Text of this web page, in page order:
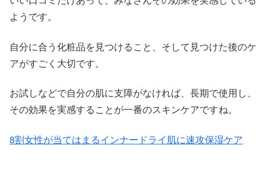
ようです。
自分に合う化粧品を見つけること、そして見つけた後のケ
アがすごく大切です。
お試しなどで自分の肌に支障がなければ、長期で使用し、
その効果を実感することが一番のスキンケアですね。
8割女性が当てはまるインナードライ肌に速攻保湿ケア